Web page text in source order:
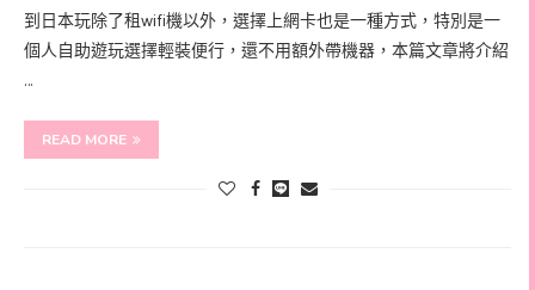
到日本玩除了租wifi機以外，選擇上網卡也是一種方式，特別是一
個人自助遊玩選擇輕裝便行，還不用額外帶機器，本篇文章將介紹
…
READ MORE